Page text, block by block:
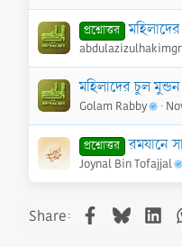
প্রশ্নোত্তর
মহিলাদের চুল
Golam Rabby
প্রশ্নোত্তর রমযানে
Joynal Bin Tofajjal
Share: Facebook
Bluesky